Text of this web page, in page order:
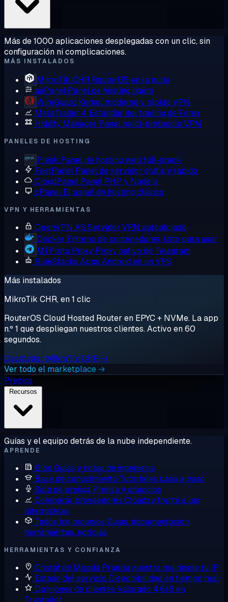
Más de 1000 aplicaciones desplegadas con un clic, sin
configuración ni complicaciones.
MÁS INSTALADOS
MikroTik CHR RouterOS en la nube
aaPanel Panel de hosting ligero
WireGuard Kernel moderno y rápido VPN
MetaTrader 4 Estándar del trading de Forex
Hiddify Manager Panel multi-protocolo VPN
PANELES DE HOSTING
Plesk Panel de hosting web full-stack
FastPanel Panel de servidor gratis y rápido
CloudPanel Panel PHP y Node.js
cPanel El panel de hosting clásico
VPN Y HERRAMIENTAS
OpenVPN AS Servidor VPN autoalojado
Docker Entorno de contenedores, listo para usar
MTProto Proxy Proxy nativo de Telegram
BlueStacks Apps Android en un VPS
Más instalados
MikroTik CHR, en 1 clic
RouterOS Cloud Hosted Router en EPYC + NVMe. La app
n.º 1 que despliegan nuestros clientes. Activo en 60
segundos.
Desplegar MikroTik CHR →
Ver todo el marketplace →
Precios
Guías y el equipo detrás de la nube independiente.
APRENDE
Blog Guías y notas de ingeniería
Base de conocimiento Tutoriales paso a paso
Sala de prensa Prensa y anuncios
Comparar proveedores Cloudzy frente a las
alternativas
Todos los recursos Guías, documentación,
herramientas, noticias
HERRAMIENTAS Y CONFIANZA
Cristal de Mirada Prueba nuestra red desde tu IP
Estado del servicio Disponibilidad en tiempo real
Opiniones de clientes Valorado 4,6/5 en
Trustpilot